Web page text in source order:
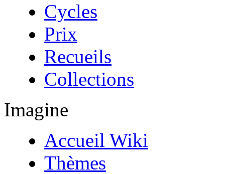
Cycles
Prix
Recueils
Collections
Imagine
Accueil Wiki
Thèmes